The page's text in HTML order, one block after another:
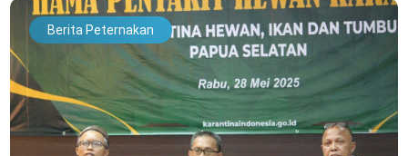
Berita Peternakan